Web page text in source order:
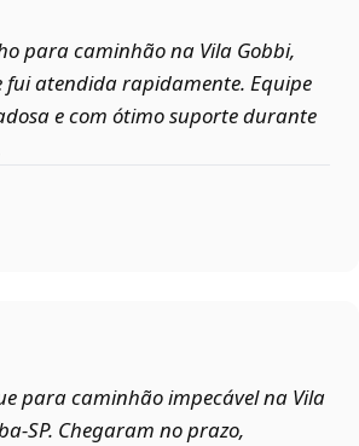
para caminhão na Vila Gobbi,
fui atendida rapidamente. Equipe
e com ótimo suporte durante
para caminhão impecável na Vila
Chegaram no prazo,